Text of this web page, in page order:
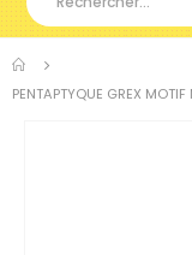
PENTAPTYQUE GREX